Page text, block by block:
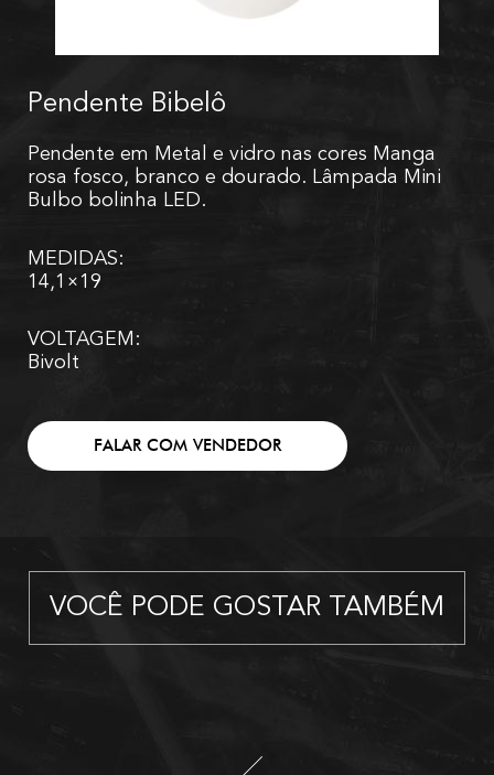
Pendente Bibelô
Pendente em Metal e vidro nas cores Manga
rosa fosco, branco e dourado. Lâmpada Mini
Bulbo bolinha LED.
MEDIDAS:
14,1×19
VOLTAGEM:
Bivolt
FALAR COM VENDEDOR
VOCÊ PODE GOSTAR TAMBÉM